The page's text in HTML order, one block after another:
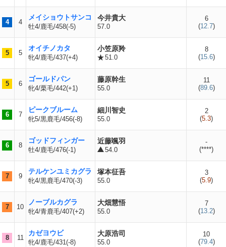
4 4
メイショウトサンコ
牡4/鹿毛/458(-5)
今井貴大
57.0
6
(12.7)
5 5
オイチノカタ
牝4/鹿毛/437(+4)
小笠原羚
51.0
8
(15.6)
5 6
ゴールドパン
牝4/栗毛/442(+1)
藤原幹生
55.0
11
(89.6)
6 7
ピークブルーム
牝5/黒鹿毛/456(-8)
細川智史
55.0
2
(5.3)
6 8
ゴッドフィンガー
牡4/鹿毛/476(-1)
近藤颯羽
54.0
-
(****)
7 9
テルケンユミカグラ
牝4/黒鹿毛/470(-3)
塚本征吾
55.0
3
(5.9)
7 10
ノーブルカグラ
牝4/青鹿毛/407(+2)
大畑慧悟
55.0
7
(13.2)
8 11
カゼヨウビ
牝4/鹿毛/431(-8)
大原浩司
55.0
10
(79.4)